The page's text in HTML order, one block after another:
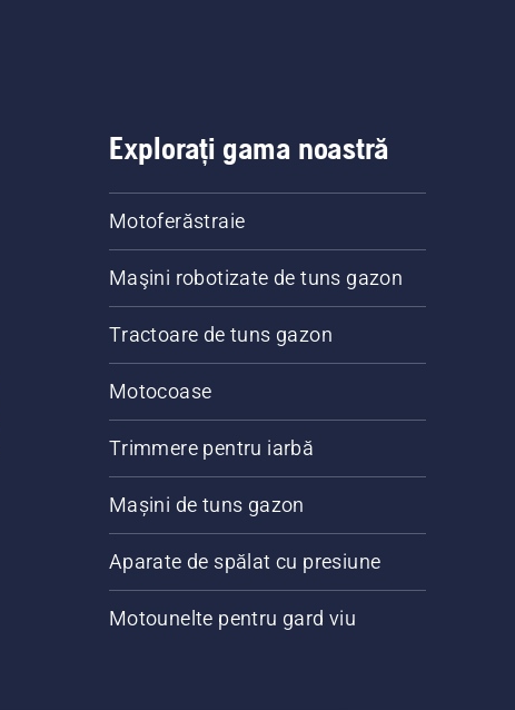
Explorați gama noastră
Motoferăstraie
Maşini robotizate de tuns gazon
Tractoare de tuns gazon
Motocoase
Trimmere pentru iarbă
Mașini de tuns gazon
Aparate de spălat cu presiune
Motounelte pentru gard viu